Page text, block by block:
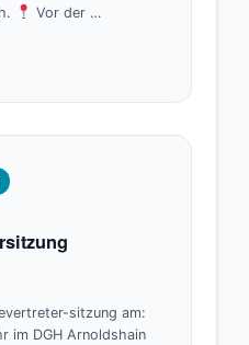
Vor der …
sitzung am:
im DGH Arnoldshain